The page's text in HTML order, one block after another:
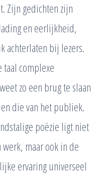
Zijn gedichten zijn
en eerlijkheid,
achterlaten bij lezers.
taal complexe
zo een brug te slaan
die van het publiek.
poëzie ligt niet
maar ook in de
ervaring universeel